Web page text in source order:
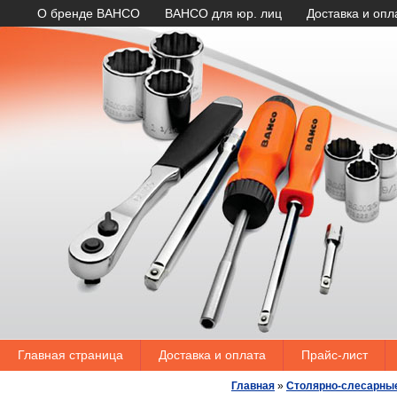
О бренде BAHCO BAHCO для юр. лиц Доставка и
Главная страница Доставка и оплата Прайс-лист
Главная » Столярно-